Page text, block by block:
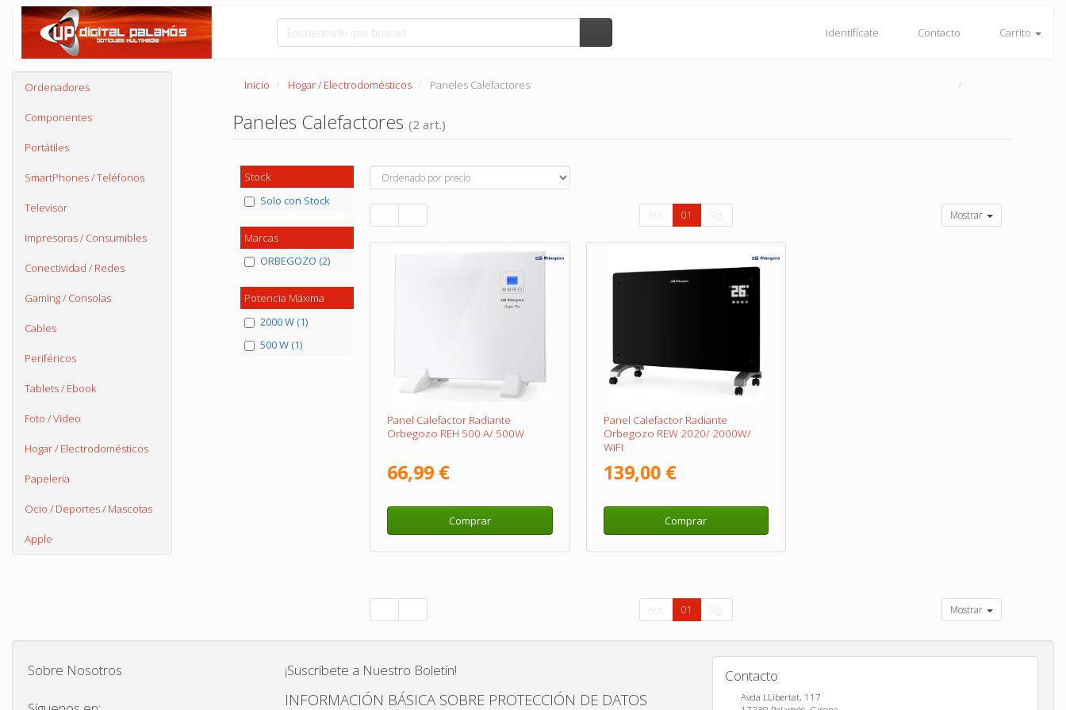
Identifícate Contacto Carrito
Ordenadores
Componentes
Portátiles
SmartPhones / Teléfonos
Televisor
Impresoras / Consumibles
Conectividad / Redes
Gaming / Consolas
Cables
Periféricos
Tablets / Ebook
Foto / Video
Hogar / Electrodomésticos
Papelería
Ocio / Deportes / Mascotas
Apple
Inicio Hogar / Electrodomésticos Paneles Calefactores
Paneles Calefactores (2 art.)
Stock
Solo con Stock
Marcas
ORBEGOZO (2)
Potencia Máxima
2000 W (1)
500 W (1)
Ant. 01 Sig. Mostrar
Panel Calefactor Radiante
Orbegozo REH 500 A/ 500W
66,99 €
Comprar
Panel Calefactor Radiante
Orbegozo REW 2020/ 2000W/
WiFi
139,00 €
Comprar
Ant. 01 Sig. Mostrar
Sobre Nosotros ¡Suscríbete a Nuestro Boletín!
INFORMACIÓN BÁSICA SOBRE PROTECCIÓN DE DATOS
Contacto
Avda LLibertat, 117